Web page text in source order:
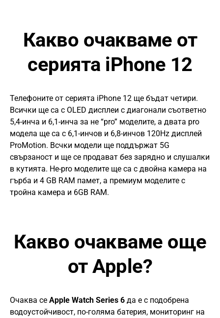
Какво очакваме от
серията iPhone 12
Телефоните от серията iPhone 12 ще бъдат четири.
Всички ще са с OLED дисплеи с диагонали съответно
5,4-инча и 6,1-инча за не “pro” моделите, а двата pro
модела ще са с 6,1-инчов и 6,8-инчов 120Hz дисплей
ProMotion. Всчки модели ще поддържат 5G
свързаност и ще се продават без зарядно и слушалки
в кутията. Не-pro моделите ще са с двойна камера на
гърба и 4 GB RAM памет, а премиум моделите с
тройна камера и 6GB RAM.
Какво очакваме още
от Apple?
Очаква се Apple Watch Series 6 да е с подобрена
водоустойчивост, по-голяма батерия, мониторинг на